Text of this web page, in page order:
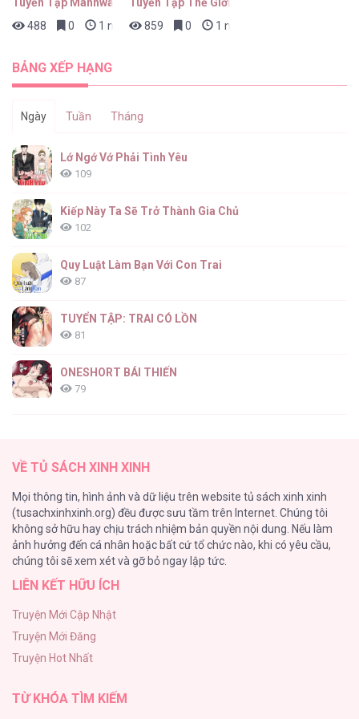
488
0 1 ngày trước
859
0 1 ngày trước
BẢNG XẾP HẠNG
Ngày Tuần Tháng
Lớ Ngớ Vớ Phải Tình Yêu
109
Kiếp Này Ta Sẽ Trở Thành Gia Chủ
102
Quy Luật Làm Bạn Với Con Trai
87
TUYỂN TẬP: TRAI CÓ LỒN
81
ONESHORT BÁI THIẾN
79
72
Hầu Nữ Bị Nguyền Rủa Trong Lâu Đài Của Công Tước
68
CẨN THẬN TRĂNG TRÒN THÁNG 3 ĐẤY
Tuyển Tập Manhwa Ngắn Bạo Dăm
49
VỀ TỦ SÁCH XINH XINH
Mọi thông tin, hình ảnh và dữ liệu trên website tủ sách xinh xinh
(tusachxinhxinh.org) đều được sưu tầm trên Internet. Chúng tôi
không sở hữu hay chịu trách nhiệm bản quyền nội dung. Nếu làm
ảnh hưởng đến cá nhân hoặc bất cứ tổ chức nào, khi có yêu cầu,
chúng tôi sẽ xem xét và gỡ bỏ ngay lập tức.
LIÊN KẾT HỮU ÍCH
Truyện Mới Cập Nhật
Truyện Mới Đăng
Truyện Hot Nhất
TỪ KHÓA TÌM KIẾM